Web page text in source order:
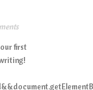
first